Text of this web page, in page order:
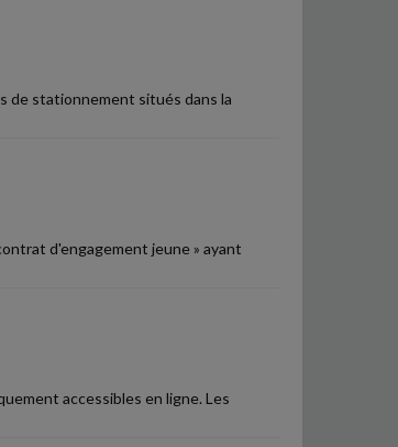
de stationnement situés dans la
d'engagement jeune » ayant
accessibles en ligne. Les